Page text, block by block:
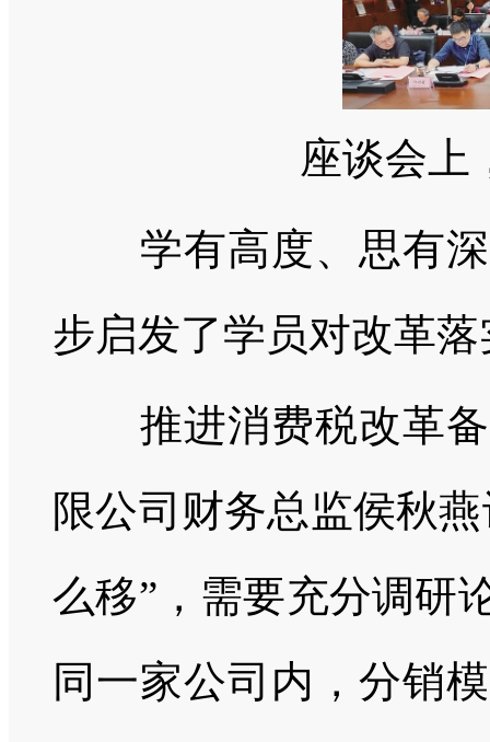
座谈会上
学有高度、思有深
步启发了学员对改革
推进消费税改革备
限公司财务总监侯秋
么移”，需要充分调研
同一家公司内，分销